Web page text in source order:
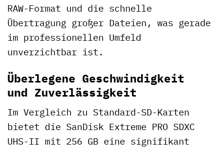
RAW-Format und die schnelle
Übertragung großer Dateien, was gerade
im professionellen Umfeld
unverzichtbar ist.
Überlegene Geschwindigkeit
und Zuverlässigkeit
Im Vergleich zu Standard-SD-Karten
bietet die SanDisk Extreme PRO SDXC
UHS-II mit 256 GB eine signifikant